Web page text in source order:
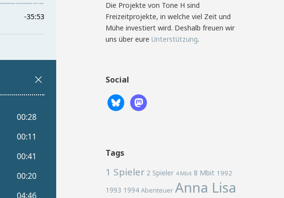
Die Projekte von Tone H sind
Freizeitprojekte, in welche viel Zeit und
Mühe investiert wird. Deshalb freuen wir
uns über eure Unterstützung.
Social
Tags
1 Spieler 2 Spieler 4 Mbit 8 Mbit 1992
1993 1994 Abenteuer Anna Lisa